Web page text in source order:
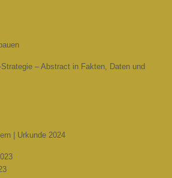
– Abstract in Fakten, Daten und
| Urkunde 2024